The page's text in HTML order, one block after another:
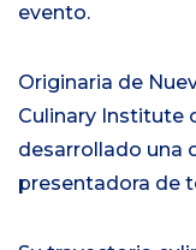
evento.
Originaria de
Culinary Institute
desarrollado una
presentadora de